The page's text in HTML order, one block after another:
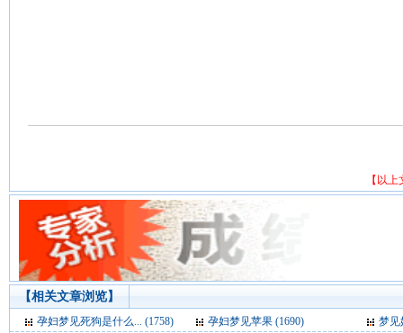
【以
【相关文章浏览】
孕妇梦见死狗是什么... (1758) 孕妇梦见苹果 (1690)
梦见